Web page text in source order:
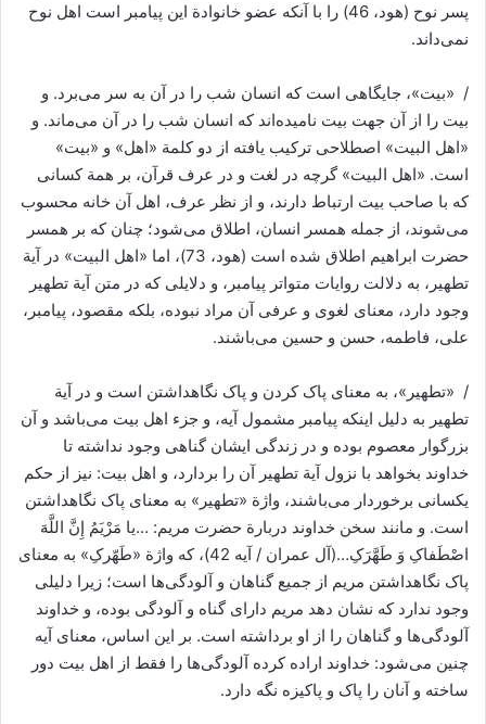
پسر نوح (هود، 46) را با آنکه عضو خانوادة این پیامبر است اهل نوح
نمی‌داند.
/ «بیت»، جایگاهی است که انسان شب را در آن به ‌سر می‌برد. و
بیت را از آن جهت بیت نامیده‌اند که انسان شب را در آن می‌ماند. و
«اهل البیت» اصطلاحی ترکیب یافته از دو کلمة «اهل» و «بیت»
است. «اهل البیت» گرچه در لغت و در عرف قرآن، بر همة کسانی
که با صاحب بیت ارتباط دارند، و از نظر عرف، اهل آن خانه محسوب
می‌شوند، از جمله همسر انسان، اطلاق می‌شود؛ چنان که بر همسر
حضرت ابراهیم اطلاق شده است (هود، 73)، اما «اهل البیت» در آیة
تطهیر، به دلالت روایات متواتر پیامبر، و دلایلی که در متن آیة تطهیر
وجود دارد، معنای لغوی و عرفی آن مراد نبوده، بلکه مقصود، پیامبر،
علی، فاطمه، حسن و حسین می‌باشند.
/ «تطهیر»، به معنای پاک کردن و پاک نگاهداشتن است و در آیة
تطهیر به دلیل اینکه پیامبر مشمول آیه، و جزء اهل بیت می‌باشد و آن
بزرگوار معصوم بوده و در زندگی ایشان گناهی وجود نداشته تا
خداوند بخواهد با نزول آیة تطهیر آن را بردارد، و اهل بیت: نیز از حکم
یکسانی برخوردار می‌باشند، واژة «تطهیر» به معنای پاک نگاهداشتن
است. و مانند سخن خداوند دربارة حضرت مریم: …یا مَرْیَمُ إِنَّ اللَّهَ
اصْطَفاکِ وَ طَهَّرَکِ…(آل عمران / آیه 42)، که واژة «طَهّرکِ» به معنای
پاک نگاهداشتن مریم از جمیع گناهان و آلودگی‌ها است؛ زیرا دلیلی
وجود ندارد که نشان دهد مریم دارای گناه و آلودگی بوده، و خداوند
آلودگی‌ها و گناهان را از او برداشته است. بر این اساس، معنای آیه
چنین می‌شود: خداوند اراده کرده آلودگی‌ها را فقط از اهل بیت دور
ساخته و آنان را پاک و پاکیزه نگه دارد.